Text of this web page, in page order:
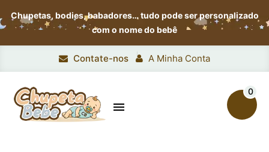
Chupetas, bodies, babadores…tudo pode ser personalizado
com o nome do bebê
Contate-nos A Minha Conta

0